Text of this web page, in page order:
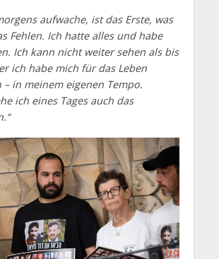
aufwache, ist das Erste, was
Fehlen. Ich hatte alles und habe
Ich kann nicht weiter sehen als bis
ich habe mich für das Leben
– in meinem eigenen Tempo.
ich eines Tages auch das